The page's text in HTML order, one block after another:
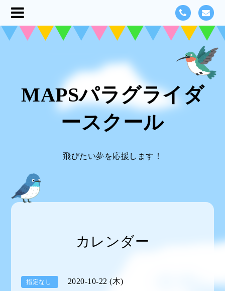
MAPSパラグライダ
ースクール
飛びたい夢を応援します！
カレンダー
指定なし 2020-10-22 (木)